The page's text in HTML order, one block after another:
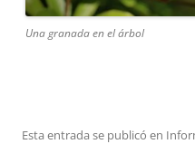
Una granada en el árbol
Esta entrada se publicó en